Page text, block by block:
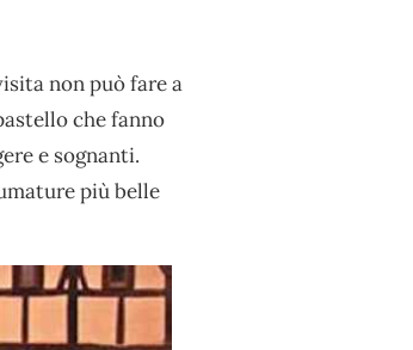
non può fare a
che fanno
e sognanti.
più belle